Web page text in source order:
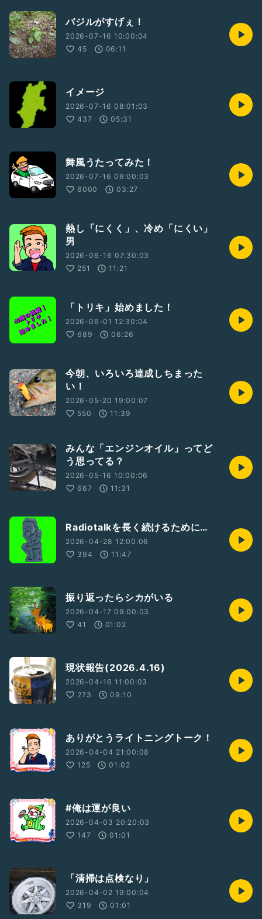
バジルがすげぇ！
2026-07-16 10:00:04
45
06:11
イメージ
2026-07-16 08:01:03
437
05:31
舞風うたってみた！
2026-07-16 06:00:03
6000
03:27
熱し「にくく」、冷め「にくい」
男
2026-06-16 07:30:03
251
11:21
「トリキ」始めました！
2026-06-01 12:30:04
689
06:26
今朝、いろいろ達成しちまった
い！
2026-05-20 19:00:07
550
11:39
みんな「エンジンオイル」ってど
う思ってる？
2026-05-16 10:00:06
667
11:31
Radiotalkを長く続けるために…
2026-04-28 12:00:06
394
11:47
振り返ったらシカがいる
2026-04-17 09:00:03
41
01:02
現状報告(2026.4.16)
2026-04-16 11:00:03
273
09:10
ありがとうライトニングトーク！
2026-04-04 21:00:08
125
01:02
#俺は運が良い
2026-04-03 20:20:03
147
01:01
「清掃は点検なり」
2026-04-02 19:00:04
319
01:01